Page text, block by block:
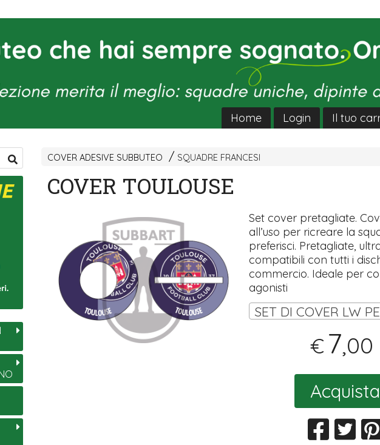
Home Login Il tuo
COVER ADESIVE SUBBUTEO SQUADRE FRANCESI
COVER TOULOUSE
Set cover pretagliate.
all’uso per ricreare la
preferisci. Pretagliate,
compatibili con tutti i
commercio. Ideale per
agonisti
€ 7,00
Acquista